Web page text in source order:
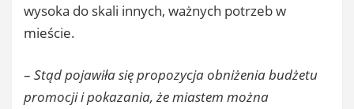
wysoka do skali innych, ważnych potrzeb w
mieście.
– Stąd pojawiła się propozycja obniżenia budżetu
promocji i pokazania, że miastem można